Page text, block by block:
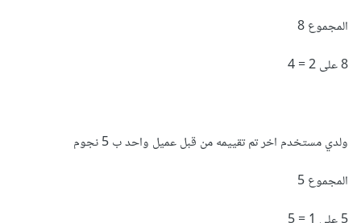
بدلاً من orderByDesc().
'ratings_count'
في نموذج المستخدم الخاص بك.
المجموع 8
8 على 2 = 4
ولدي مستخدم اخر تم تقييمه من قبل عميل واحد ب 5 نجوم
المجموع 5